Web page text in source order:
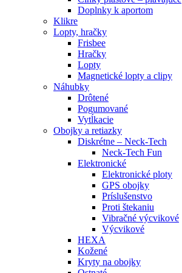
Doplnky k aportom
Klikre
Lopty, hračky
Frisbee
Hračky
Lopty
Magnetické lopty a clipy
Náhubky
Drôtené
Pogumované
Vytĺkacie
Obojky a retiazky
Diskrétne – Neck-Tech
Neck-Tech Fun
Elektronické
Elektronické ploty
GPS obojky
Príslušenstvo
Proti štekaniu
Vibračné výcvikové
Výcvikové
HEXA
Kožené
Kryty na obojky